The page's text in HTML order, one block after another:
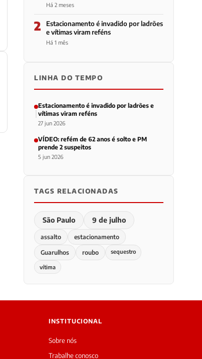
Há 2 meses
2
Estacionamento é invadido por ladrões
e vítimas viram reféns
Há 1 mês
LINHA DO TEMPO
Estacionamento é invadido por ladrões e
vítimas viram reféns
27 jun 2026
VÍDEO: refém de 62 anos é solto e PM
prende 2 suspeitos
5 jun 2026
TAGS RELACIONADAS
São Paulo 9 de julho
assalto estacionamento
Guarulhos roubo sequestro
vítima
INSTITUCIONAL
Sobre nós
Trabalhe conosco